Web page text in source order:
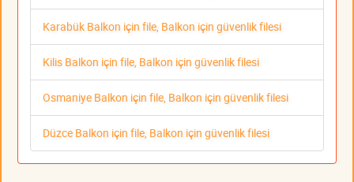
Karabük Balkon için file, Balkon için güvenlik filesi
Kilis Balkon için file, Balkon için güvenlik filesi
Osmaniye Balkon için file, Balkon için güvenlik filesi
Düzce Balkon için file, Balkon için güvenlik filesi